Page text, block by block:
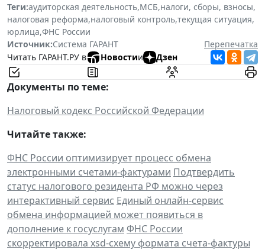
Теги:аудиторская деятельность,МСБ,налоги, сборы, взносы,
налоговая реформа,налоговый контроль,текущая ситуация,
юрлица,ФНС России
Источник:Система ГАРАНТ
Перепечатка
Читать ГАРАНТ.РУ в
Новостии Дзен
Документы по теме:
Налоговый кодекс Российской Федерации
Читайте также:
ФНС России оптимизирует процесс обмена
электронными счетами-фактурами Подтвердить
статус налогового резидента РФ можно через
интерактивный сервис Единый онлайн-сервис
обмена информацией может появиться в
дополнение к госуслугам ФНС России
скорректировала хsd-схему формата счета-фактуры